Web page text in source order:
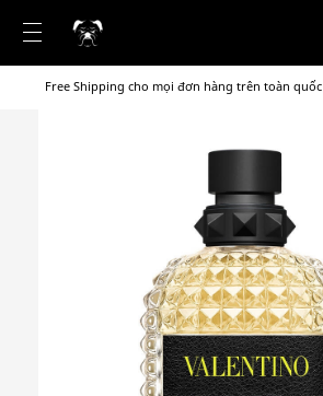
Free Shipping cho mọi đơn hàng trên toàn quốc